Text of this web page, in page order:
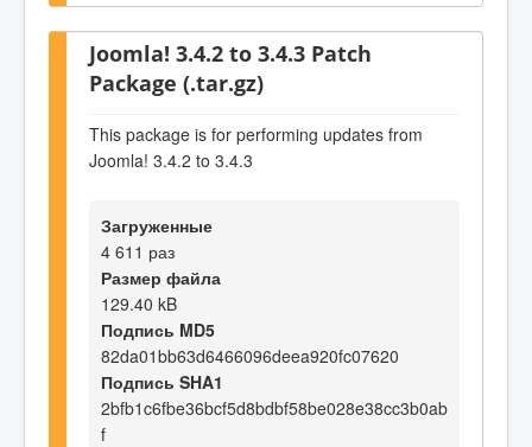
Joomla! 3.4.2 to 3.4.3 Patch
Package (.tar.gz)
This package is for performing updates from
Joomla! 3.4.2 to 3.4.3
Загруженные
4 611 раз
Размер файла
129.40 kB
Подпись MD5
82da01bb63d6466096deea920fc07620
Подпись SHA1
2bfb1c6fbe36bcf5d8bdbf58be028e38cc3b0ab
f